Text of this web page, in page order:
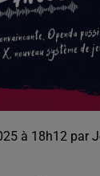
à 18h12 par